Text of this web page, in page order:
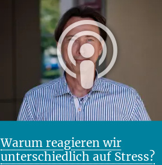
Warum reagieren wir
unterschiedlich auf Stress?